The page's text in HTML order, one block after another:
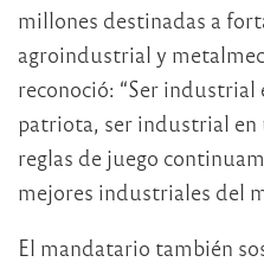
millones destinadas a
agroindustrial y
reconoció: “Ser industrial
patriota, ser industrial en
reglas de juego
mejores industriales del
El mandatario también